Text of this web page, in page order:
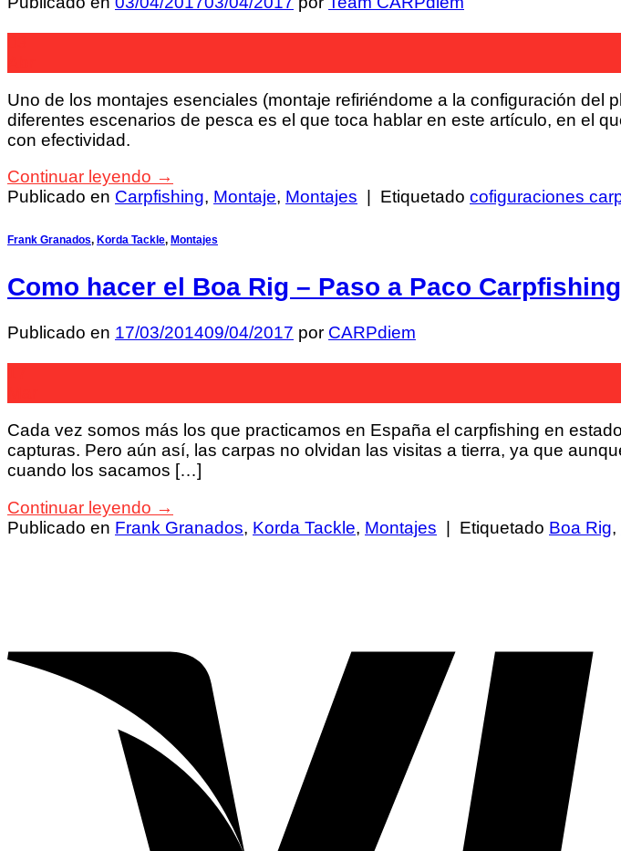
Uno de los montajes esenciales (montaje refiriéndome a la configuración
diferentes escenarios de pesca es el que toca hablar en este artículo, en el
con efectividad.
Continuar leyendo →
Publicado en Carpfishing, Montaje, Montajes Etiquetado cofiguraciones
Frank Granados, Korda Tackle, Montajes
Como hacer el Boa Rig – Paso a Paco Carpfishing
Publicado en 17/03/201409/04/2017 por CARPdiem
Cada vez somos más los que practicamos en España el carpfishing en
capturas. Pero aún así, las carpas no olvidan las visitas a tierra, ya que
cuando los sacamos […]
Continuar leyendo →
Publicado en Frank Granados, Korda Tackle, Montajes | Etiquetado Boa Rig,